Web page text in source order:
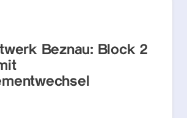
Beznau: Block 2